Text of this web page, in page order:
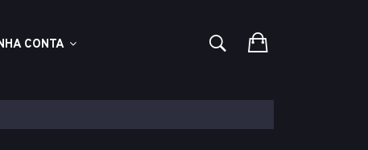
CONTA